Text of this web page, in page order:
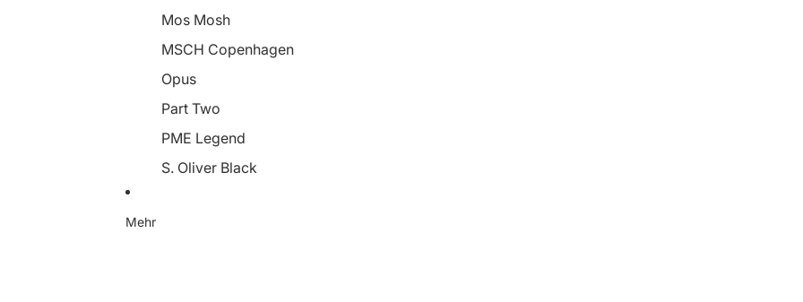
Mos Mosh
MSCH Copenhagen
Opus
Part Two
PME Legend
S. Oliver Black
Mehr